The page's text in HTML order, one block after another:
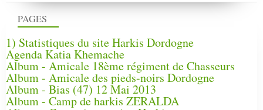
PAGES
1) Statistiques du site Harkis Dordogne
Agenda Katia Khemache
Album - Amicale 18ème régiment de Chasseurs
Album - Amicale des pieds-noirs Dordogne
Album - Bias (47) 12 Mai 2013
Album - Camp de harkis ZERALDA